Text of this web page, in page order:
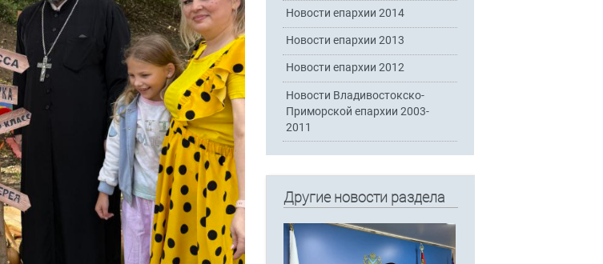
Новости епархии 2014
Новости епархии 2013
Новости епархии 2012
Новости Владивостокско-
Приморской епархии 2003-
2011
Другие новости раздела